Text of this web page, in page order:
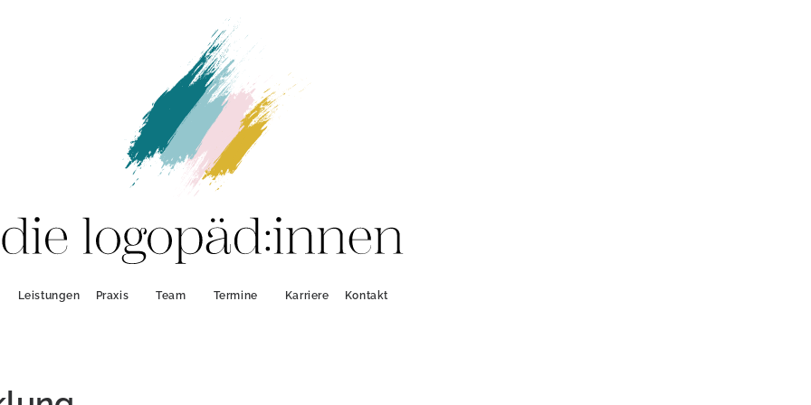
Leistungen Praxis Team Termine Karriere Kontakt